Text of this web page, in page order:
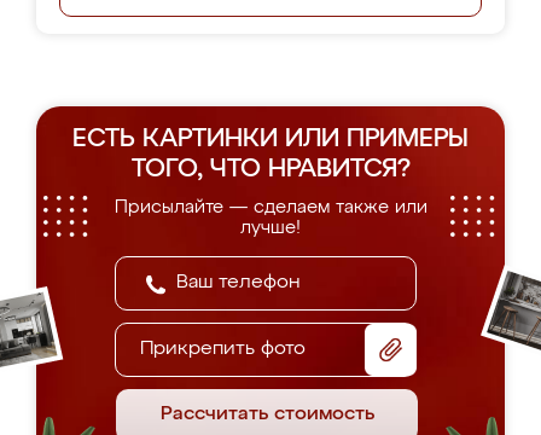
ЕСТЬ КАРТИНКИ ИЛИ ПРИМЕРЫ
ТОГО, ЧТО НРАВИТСЯ?
Присылайте — сделаем также или
лучше!
Прикрепить фото
Рассчитать стоимость